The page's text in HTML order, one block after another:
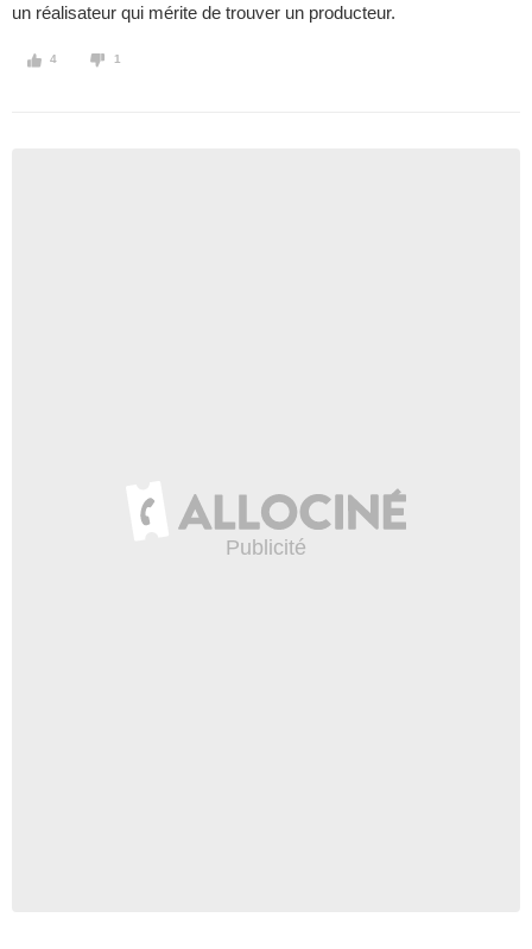
un réalisateur qui mérite de trouver un producteur.
4 1